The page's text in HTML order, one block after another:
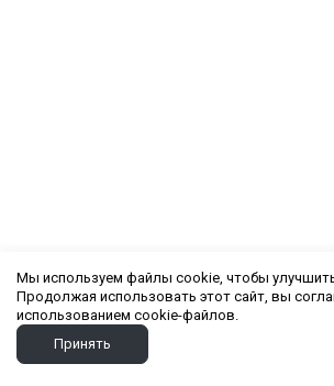
Мы используем файлы cookie, чтобы
Продолжая использовать этот сайт, вы
использованием cookie-файлов.
Принять